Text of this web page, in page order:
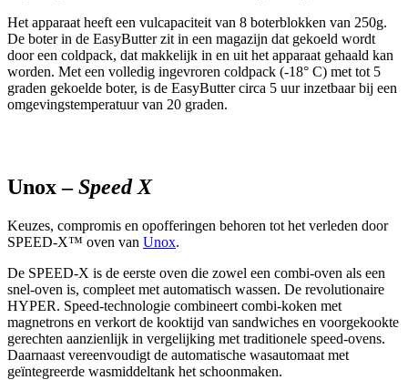
Het apparaat heeft een vulcapaciteit van 8 boterblokken van 250g.
De boter in de EasyButter zit in een magazijn dat gekoeld wordt
door een coldpack, dat makkelijk in en uit het apparaat gehaald kan
worden. Met een volledig ingevroren coldpack (-18° C) met tot 5
graden gekoelde boter, is de EasyButter circa 5 uur inzetbaar bij een
omgevingstemperatuur van 20 graden.
Unox –Speed X
Keuzes, compromis en opofferingen behoren tot het verleden door
SPEED-X™ oven van Unox.
De SPEED-X is de eerste oven die zowel een combi-oven als een
snel-oven is, compleet met automatisch wassen. De revolutionaire
HYPER. Speed-technologie combineert combi-koken met
magnetrons en verkort de kooktijd van sandwiches en voorgekookte
gerechten aanzienlijk in vergelijking met traditionele speed-ovens.
Daarnaast vereenvoudigt de automatische wasautomaat met
geïntegreerde wasmiddeltank het schoonmaken.